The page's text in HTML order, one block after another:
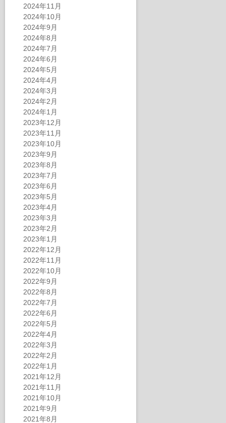
2024年11月
2024年10月
2024年9月
2024年8月
2024年7月
2024年6月
2024年5月
2024年4月
2024年3月
2024年2月
2024年1月
2023年12月
2023年11月
2023年10月
2023年9月
2023年8月
2023年7月
2023年6月
2023年5月
2023年4月
2023年3月
2023年2月
2023年1月
2022年12月
2022年11月
2022年10月
2022年9月
2022年8月
2022年7月
2022年6月
2022年5月
2022年4月
2022年3月
2022年2月
2022年1月
2021年12月
2021年11月
2021年10月
2021年9月
2021年8月